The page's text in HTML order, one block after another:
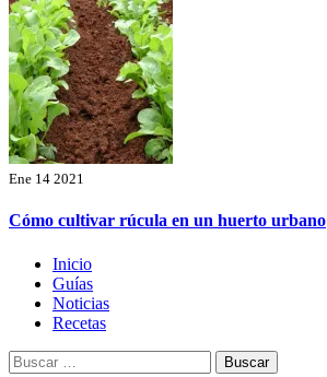
Ene 14 2021
Cómo cultivar rúcula en un huerto urbano
Menú
principal
Inicio
Guías
Noticias
Recetas
Buscar: